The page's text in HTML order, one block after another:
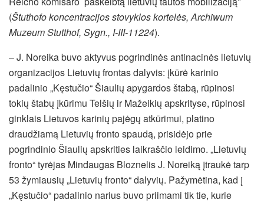
(Štuthofo koncentracijos stovyklos kortelės, Archiwum
Muzeum Stutthof, Sygn., I-III-11224).
– J. Noreika buvo aktyvus pogrindinės antinacinės lietuvių
organizacijos Lietuvių frontas dalyvis: įkūrė karinio
padalinio „Kęstučio“ Šiaulių apygardos štabą, rūpinosi
tokių štabų įkūrimu Telšių ir Mažeikių apskrityse, rūpinosi
ginklais Lietuvos karinių pajėgų atkūrimui, platino
draudžiamą Lietuvių fronto spaudą, prisidėjo prie
pogrindinio Šiaulių apskrities laikraščio leidimo. „Lietuvių
fronto“ tyrėjas Mindaugas Bloznelis J. Noreiką įtraukė tarp
53 žymiausių „Lietuvių fronto“ dalyvių. Pažymėtina, kad į
„Kęstučio“ padalinio narius buvo priimami tik tie, kurie